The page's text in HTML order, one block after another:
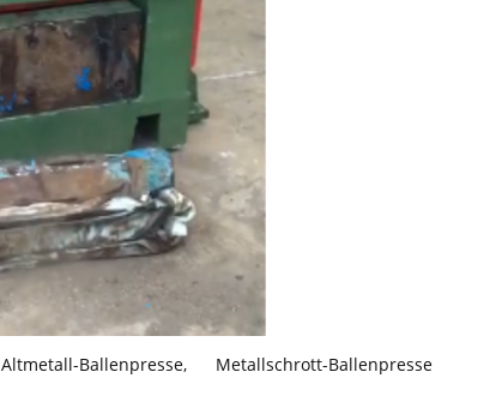
Altmetall-Ballenpresse, Metallschrott-Ballenpresse